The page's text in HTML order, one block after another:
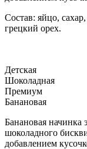
Состав: яйцо,
грецкий орех.
Детская
Шоколадная
Премиум
Банановая
Банановая начинка
шоколадного
добавлением